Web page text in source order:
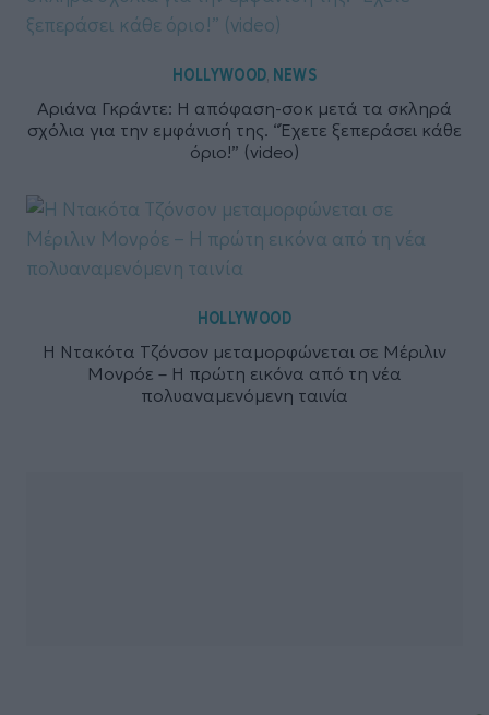
HOLLYWOOD, NEWS
Αριάνα Γκράντε: Η απόφαση-σοκ μετά τα σκληρά
σχόλια για την εμφάνισή της. “Έχετε ξεπεράσει κάθε
όριο!” (video)
HOLLYWOOD
Η Ντακότα Τζόνσον μεταμορφώνεται σε Μέριλιν
Μονρόε – Η πρώτη εικόνα από τη νέα
πολυαναμενόμενη ταινία